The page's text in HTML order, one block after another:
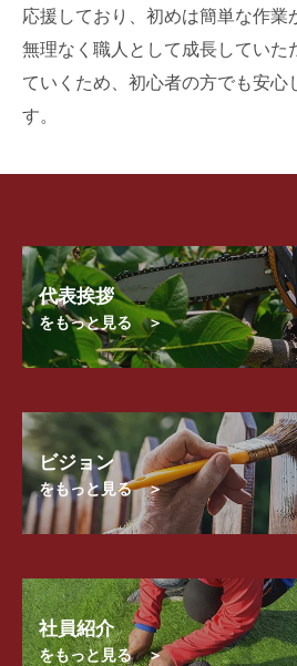
応援しており、初めは簡単な作業
無理なく職人として成長していた
ていくため、初心者の方でも安心
す。
代表挨拶
をもっと見る ＞
ビジョン
をもっと見る ＞
社員紹介
をもっと見る ＞